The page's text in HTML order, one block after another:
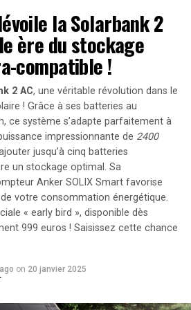
intégreront une
capable d’envoyer des
telles que des incendies ou des
contre les logiciels
de phishing.
la fonction Pixel Screenshots,
des informations
des événements ou des
facilitera la recherche de
Accessoires Inclus
mettent en avant
et de la fonction Circle to
pas encore clair si cela sera
XL. De plus, chaque appareil sera
la Solarbank 2
ère du stockage
compatible !
2 AC, une véritable révolution dans le
! Grâce à ses batteries au
ce système s’adapte parfaitement à
impressionnante de 2400
jusqu’à cinq batteries
un stockage optimal. Sa
Anker SOLIX Smart favorise
votre consommation énergétique.
« early bird », disponible dès
999 euros ! Saisissez cette chance
on 20 janvier 2025